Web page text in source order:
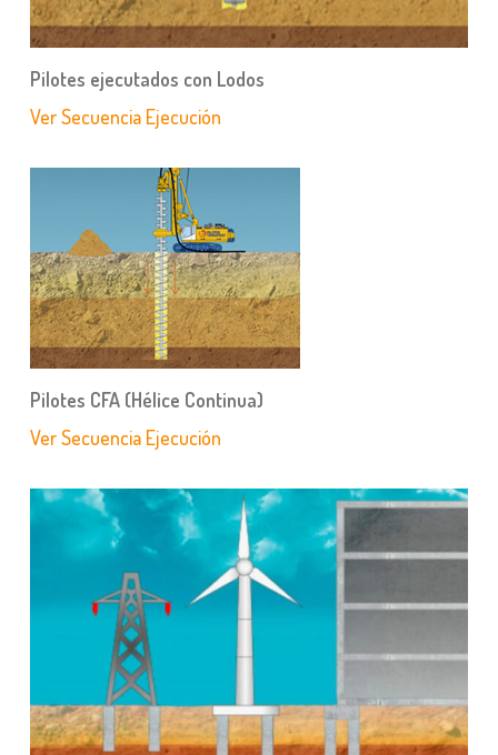
Pilotes ejecutados con Lodos
Ver Secuencia Ejecución
Pilotes CFA (Hélice Continua)
Ver Secuencia Ejecución